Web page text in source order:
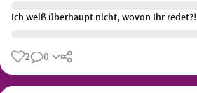
Ich weiß überhaupt nicht, wovon Ihr redet?!
2 0 Teilen